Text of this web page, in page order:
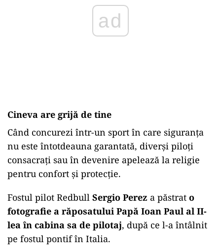
ad
Cineva are grijă de tine
Când concurezi într-un sport în care siguranța
nu este întotdeauna garantată, diverși piloți
consacrați sau în devenire apelează la religie
pentru confort și protecție.
Fostul pilot Redbull Sergio Perez a păstrat o
fotografie a răposatului Papă Ioan Paul al II-
lea în cabina sa de pilotaj, după ce l-a întâlnit
pe fostul pontif în Italia.